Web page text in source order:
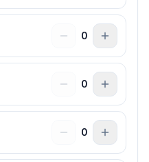
0
0
0